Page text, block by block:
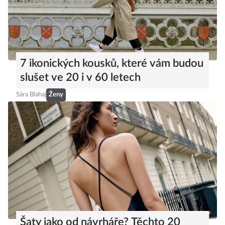
7 ikonických kousků, které vám budou
slušet ve 20 i v 60 letech
Sára Blahaj Ženy
Šaty jako od návrháře? Těchto 20